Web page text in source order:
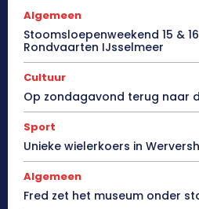
Algemeen
Stoomsloepenweekend 15 &
Rondvaarten IJsselmeer
Cultuur
Op zondagavond terug naar
Sport
Unieke wielerkoers in
Algemeen
Fred zet het museum onder